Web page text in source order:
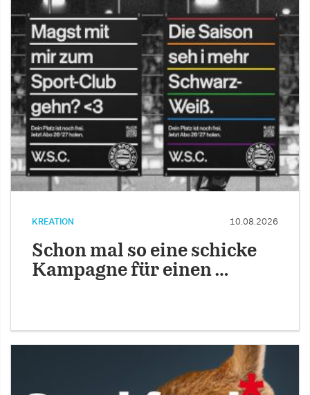
KREATION 10.08.2026
Schon mal so eine schicke
Kampagne für einen …